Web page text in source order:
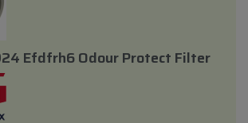
Efdfrh6 Odour Protect Filter